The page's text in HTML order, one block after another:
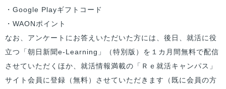
・Google Playギフトコード
・WAONポイント
なお、アンケートにお答えいただいた方には、後日、就活に役
立つ「朝日新聞e-Learning」（特別版）を１カ月間無料で配信
させていただくほか、就活情報満載の「Ｒｅ就活キャンパス」
サイト会員に登録（無料）させていただきます（既に会員の方